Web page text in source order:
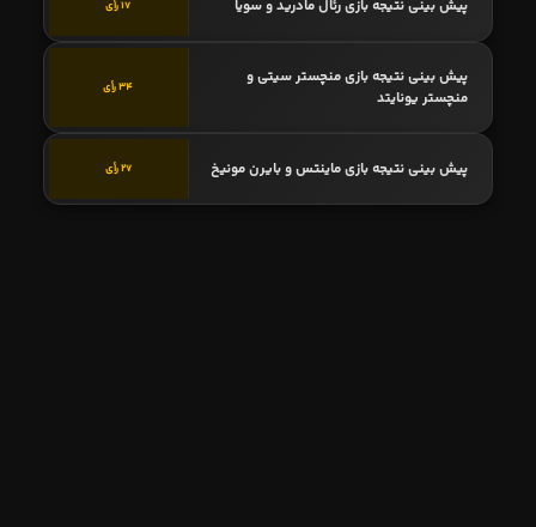
پیش بینی نتیجه بازی رئال مادرید و سویا 17 رأی
پیش بینی نتیجه بازی منچستر سیتی و
منچستر یونایتد
34 رأی
پیش بینی نتیجه بازی ماینتس و بایرن مونیخ 27 رأی